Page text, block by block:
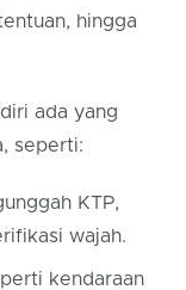
hingga
ada yang
seperti:
KTP,
wajah.
kendaraan